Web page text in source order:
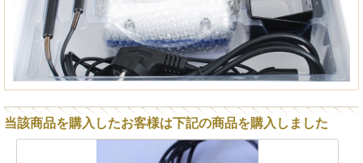
当該商品を購入したお客様は下記の商品を購入しました